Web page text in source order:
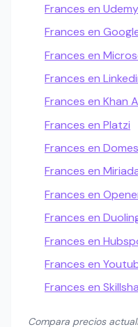
Frances en Udemy
Frances en
Frances en
Frances en
Frances en Khan
Frances en Platzi
Frances en
Frances en
Frances en
Frances en
Frances en
Frances en
Frances en
Compara precios